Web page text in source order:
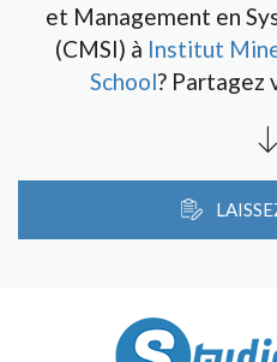
et Management en
(CMSI) à Institut
School? Partagez